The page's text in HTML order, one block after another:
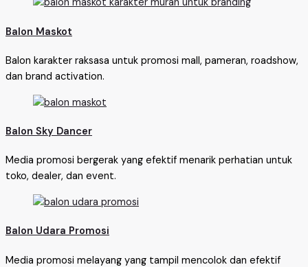
Balon Maskot
Balon karakter raksasa untuk promosi mall, pameran, roadshow,
dan brand activation.
Balon Sky Dancer
Media promosi bergerak yang efektif menarik perhatian untuk
toko, dealer, dan event.
Balon Udara Promosi
Media promosi melayang yang tampil mencolok dan efektif